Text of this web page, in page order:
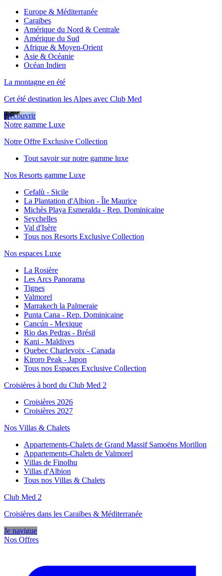
Europe & Méditerranée
Caraïbes
Amérique du Nord & Centrale
Amérique du Sud
Afrique & Moyen-Orient
Asie & Océanie
Océan Indien
La montagne en été
Cet été destination les Alpes avec Club Med
Découvrir
Notre gamme Luxe
Notre Offre Exclusive Collection
Tout savoir sur notre gamme luxe
Nos Resorts gamme Luxe
Cefalù - Sicile
La Plantation d'Albion - Île Maurice
Michès Playa Esmeralda - Rep. Dominicaine
Seychelles
Val d'Isère
Tous nos Resorts Exclusive Collection
Nos espaces Luxe
La Rosière
Les Arcs Panorama
Tignes
Valmorel
Marrakech la Palmeraie
Punta Cana - Rep. Dominicaine
Cancún - Mexique
Rio das Pedras - Brésil
Kani - Maldives
Quebec Charlevoix - Canada
Kiroro Peak - Japon
Tous nos Espaces Exclusive Collection
Croisières à bord du Club Med 2
Croisières 2026
Croisières 2027
Nos Villas & Chalets
Appartements-Chalets de Grand Massif Samoëns Morillon
Appartements-Chalets de Valmorel
Villas de Finolhu
Villas d'Albion
Tous nos Villas & Chalets
Club Med 2
Croisières dans les Caraïbes & Méditerranée
Je navigue
Nos Offres